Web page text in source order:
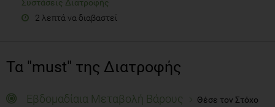
Συστάσεις Διατροφής
2 λεπτά να διαβαστεί
Τα "must" της Διατροφής
Εβδομαδίαια Μεταβολή Βάρους
Θέσε τον Στόχο